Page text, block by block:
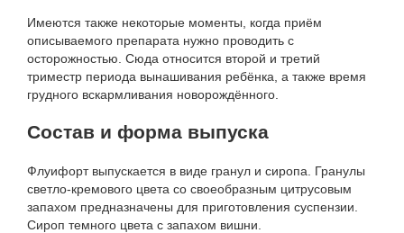
Имеются также некоторые моменты, когда приём
описываемого препарата нужно проводить с
осторожностью. Сюда относится второй и третий
триместр периода вынашивания ребёнка, а также время
грудного вскармливания новорождённого.
Состав и форма выпуска
Флуифорт выпускается в виде гранул и сиропа. Гранулы
светло-кремового цвета со своеобразным цитрусовым
запахом предназначены для приготовления суспензии.
Сироп темного цвета с запахом вишни.